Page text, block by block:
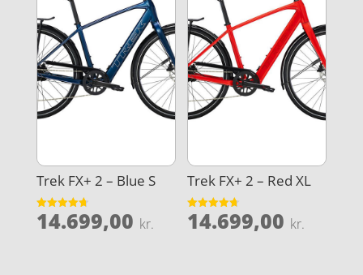
Trek FX+ 2 – Blue S
Vurderet
4.7
14.699,00 kr.
Trek FX+ 2 – Red XL
Vurderet
4.7
14.699,00 kr.